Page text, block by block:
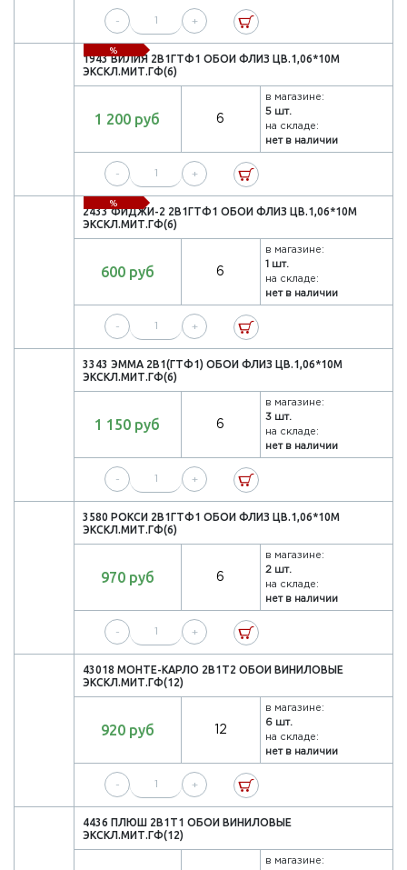
- +
%
1943 ВИЛИЯ 2В1ГТФ1 ОБОИ ФЛИЗ ЦВ.1,06*10М
ЭКСКЛ.МИТ.ГФ(6)
1 200 руб 6
в магазине:
5 шт.
на складе:
нет в наличии
- +
%
2433 ФИДЖИ-2 2В1ГТФ1 ОБОИ ФЛИЗ ЦВ.1,06*10М
ЭКСКЛ.МИТ.ГФ(6)
600 руб 6
в магазине:
1 шт.
на складе:
нет в наличии
- +
3343 ЭММА 2В1(ГТФ1) ОБОИ ФЛИЗ ЦВ.1,06*10М
ЭКСКЛ.МИТ.ГФ(6)
1 150 руб 6
в магазине:
3 шт.
на складе:
нет в наличии
- +
3580 РОКСИ 2В1ГТФ1 ОБОИ ФЛИЗ ЦВ.1,06*10М
ЭКСКЛ.МИТ.ГФ(6)
970 руб 6
в магазине:
2 шт.
на складе:
нет в наличии
- +
43018 МОНТЕ-КАРЛО 2В1Т2 ОБОИ ВИНИЛОВЫЕ
ЭКСКЛ.МИТ.ГФ(12)
920 руб 12
в магазине:
6 шт.
на складе:
нет в наличии
- +
4436 ПЛЮШ 2В1Т1 ОБОИ ВИНИЛОВЫЕ
ЭКСКЛ.МИТ.ГФ(12)
в магазине: